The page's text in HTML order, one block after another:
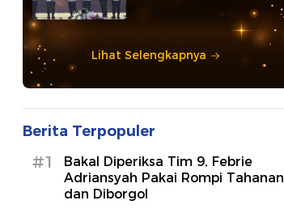
Lihat Selengkapnya
Berita Terpopuler
#1
Bakal Diperiksa Tim 9, Febrie
Adriansyah Pakai Rompi Tahanan
dan Diborgol